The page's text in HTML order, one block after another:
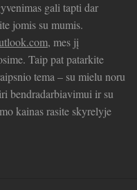
gali tapti dar
jomis su mumis.
, mes jį
Taip pat patarkite
tema – su mielu noru
bendradarbiavimui ir su
kainas rasite skyrelyje